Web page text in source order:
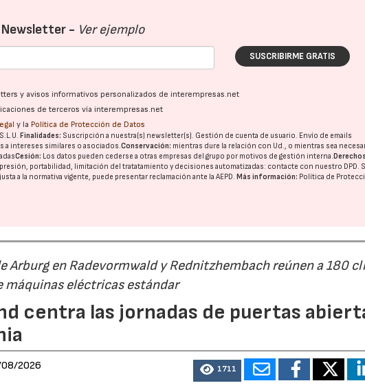
Newsletter - Ver ejemplo
SUSCRIBIRME GRATIS
y avisos informativos personalizados de interempresas.net
de terceros vía interempresas.net
y la Política de Protección de Datos
Finalidades: Suscripción a nuestra(s) newsletter(s). Gestión de cuenta de usuario. Envío de emails
a intereses similares o asociados.Conservación: mientras dure la relación con Ud., o mientras sea
Cesión: Los datos pueden cederse a otras empresas del grupo por motivos de gestión interna.
portabilidad, limitación del tratatamiento y decisiones automatizadas: contacte con nuestro DPD.
a la normativa vigente, puede presentar reclamación ante laAEPD. Más información: Política de
Arburg en Radevormwald y Rednitzhembach reúnen a 180
máquinas eléctricas estándar
centra las jornadas de puertas
2026 1711